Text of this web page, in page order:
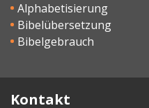
Alphabetisierung
Bibelübersetzung
Bibelgebrauch
Kontakt